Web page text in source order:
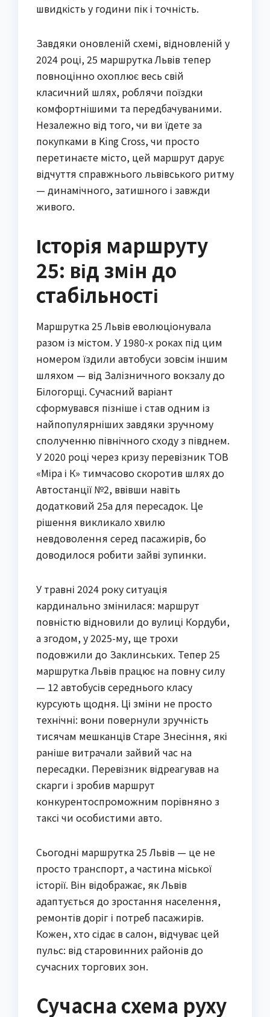
швидкість у години пік і точність.
Завдяки оновленій схемі, відновленій у
2024 році, 25 маршрутка Львів тепер
повноцінно охоплює весь свій
класичний шлях, роблячи поїздки
комфортнішими та передбачуваними.
Незалежно від того, чи ви їдете за
покупками в King Cross, чи просто
перетинаєте місто, цей маршрут дарує
відчуття справжнього львівського ритму
— динамічного, затишного і завжди
живого.
Історія маршруту
25: від змін до
стабільності
Маршрутка 25 Львів еволюціонувала
разом із містом. У 1980-х роках під цим
номером їздили автобуси зовсім іншим
шляхом — від Залізничного вокзалу до
Білогорщі. Сучасний варіант
сформувався пізніше і став одним із
найпопулярніших завдяки зручному
сполученню північного сходу з півднем.
У 2020 році через кризу перевізник ТОВ
«Міра і К» тимчасово скоротив шлях до
Автостанції №2, ввівши навіть
додатковий 25а для пересадок. Це
рішення викликало хвилю
невдоволення серед пасажирів, бо
доводилося робити зайві зупинки.
У травні 2024 року ситуація
кардинально змінилася: маршрут
повністю відновили до вулиці Кордуби,
а згодом, у 2025-му, ще трохи
подовжили до Заклинських. Тепер 25
маршрутка Львів працює на повну силу
— 12 автобусів середнього класу
курсують щодня. Ці зміни не просто
технічні: вони повернули зручність
тисячам мешканців Старе Знесіння, які
раніше витрачали зайвий час на
пересадки. Перевізник відреагував на
скарги і зробив маршрут
конкурентоспроможним порівняно з
таксі чи особистими авто.
Сьогодні маршрутка 25 Львів — це не
просто транспорт, а частина міської
історії. Він відображає, як Львів
адаптується до зростання населення,
ремонтів доріг і потреб пасажирів.
Кожен, хто сідає в салон, відчуває цей
пульс: від старовинних районів до
сучасних торгових зон.
Сучасна схема руху